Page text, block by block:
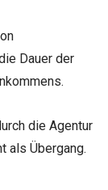
Dauer der
die Agentur
als Übergang.